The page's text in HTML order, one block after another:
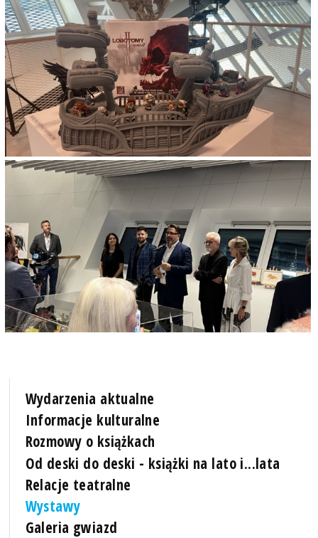
Wydarzenia aktualne
Informacje kulturalne
Rozmowy o książkach
Od deski do deski - książki na lato i...lata
Relacje teatralne
Wystawy
Galeria gwiazd